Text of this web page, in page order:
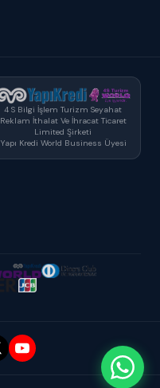
4 S Bilgi İşlem Turizm Seyahat
Reklam İthalat Ve İhracat Ticaret
Limited Şirketi
Yapı Kredi World Business Üyesi